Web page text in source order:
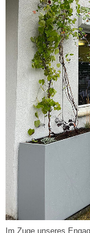
Im Zuge unseres